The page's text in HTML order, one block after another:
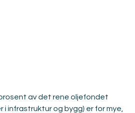
av det rene oljefondet
i infrastruktur og bygg) er for mye,